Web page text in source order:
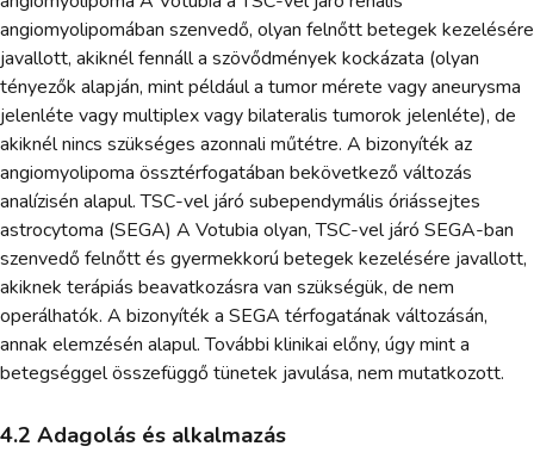
angiomyolipomában szenvedő, olyan felnőtt betegek kezelésére
javallott, akiknél fennáll a szövődmények kockázata (olyan
tényezők alapján, mint például a tumor mérete vagy aneurysma
jelenléte vagy multiplex vagy bilateralis tumorok jelenléte), de
akiknél nincs szükséges azonnali műtétre. A bizonyíték az
angiomyolipoma össztérfogatában bekövetkező változás
analízisén alapul. TSC-vel járó subependymális óriássejtes
astrocytoma (SEGA) A Votubia olyan, TSC-vel járó SEGA-ban
szenvedő felnőtt és gyermekkorú betegek kezelésére javallott,
akiknek terápiás beavatkozásra van szükségük, de nem
operálhatók. A bizonyíték a SEGA térfogatának változásán,
annak elemzésén alapul. További klinikai előny, úgy mint a
betegséggel összefüggő tünetek javulása, nem mutatkozott.
4.2 Adagolás és alkalmazás